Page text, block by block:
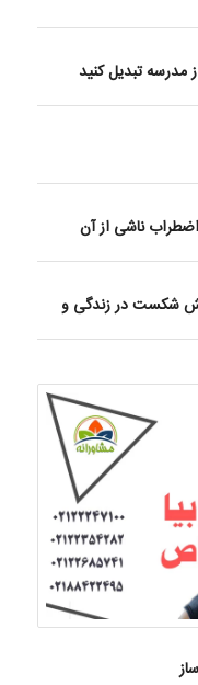
مدرسه تبدیل کنید
ناشی از آن
شکست در زندگی و